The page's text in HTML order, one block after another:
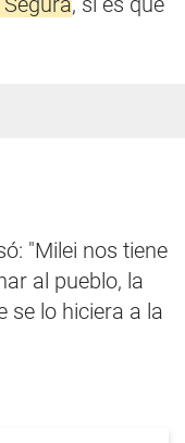
"Milei nos tiene
al pueblo, la
se lo hiciera a la